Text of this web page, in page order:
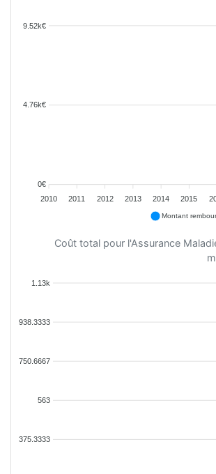
9.52k€
4.76k€
0€
2010
2011 2012 2013 2014 2015
Montant
Coût total pour l'Assurance
1.13k
938.3333
750.6667
563
375.3333